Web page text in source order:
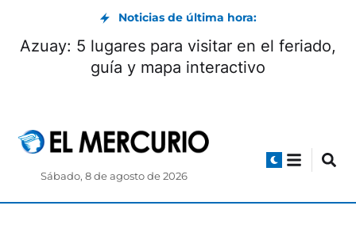
Noticias de última hora:
Azuay: 5 lugares para visitar en el feriado,
guía y mapa interactivo
Sábado, 8 de agosto de 2026